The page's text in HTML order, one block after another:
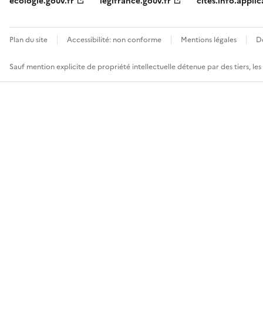
Plan du site Accessibilité: non conforme Mentions légales
Sauf mention explicite de propriété intellectuelle détenue par des tiers,